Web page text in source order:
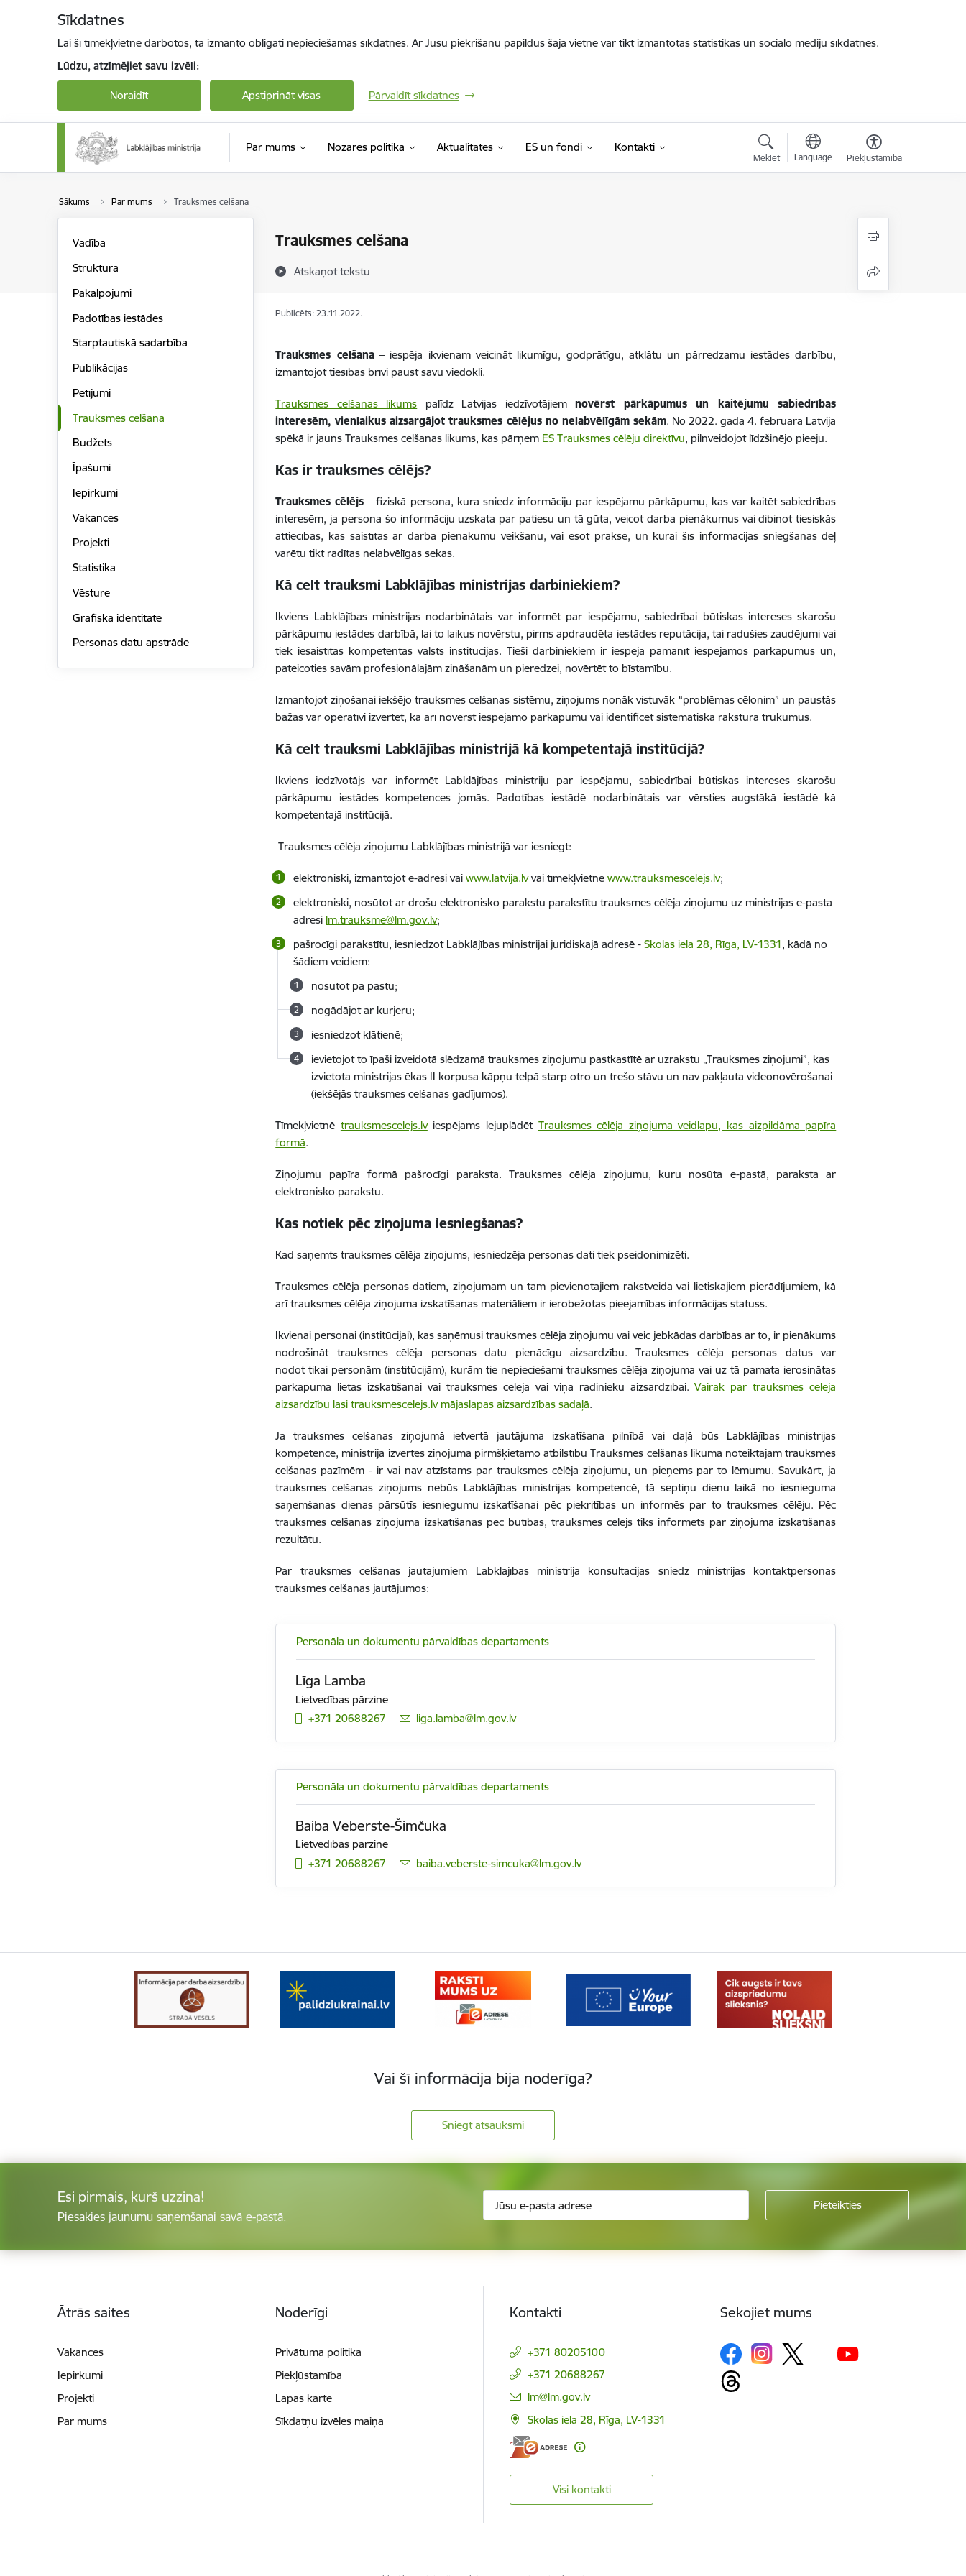
Sīkdatnes
Lai šī tīmekļvietne darbotos, tā izmanto obligāti nepieciešamās sīkdatnes. Ar Jūsu piekrišanu papildus šajā vietnē var tikt izmantotas statistikas un sociālo mediju sīkdatnes.
Lūdzu, atzīmējiet savu izvēli:
Noraidīt Apstiprināt visas Pārvaldīt sīkdatnes
Par mums Nozares politika Aktualitātes ES un fondi Kontakti
Meklēt Language Piekļūstamība
Sākums Par mums Trauksmes celšana
Trauksmes celšana
Atskaņot tekstu
Vadība
Struktūra
Pakalpojumi
Padotības iestādes
Starptautiskā sadarbība
Publikācijas
Pētījumi
Trauksmes celšana
Budžets
Īpašumi
Iepirkumi
Vakances
Projekti
Statistika
Vēsture
Grafiskā identitāte
Personas datu apstrāde
Publicēts: 23.11.2022.
Trauksmes celšana– iespēja ikvienam veicināt likumīgu, godprātīgu, atklātu un pārredzamu iestādes darbību,
izmantojot tiesības brīvi paust savu viedokli.
Trauksmes celšanas likums palīdz Latvijas iedzīvotājiemnovērst pārkāpumus un kaitējumu sabiedrības
interesēm, vienlaikus aizsargājot trauksmes cēlējus no nelabvēlīgām sekām. No 2022. gada 4. februāra Latvijā
spēkā ir jauns Trauksmes celšanas likums, kas pārņem ES Trauksmes cēlēju direktīvu, pilnveidojot līdzšinējo pieeju.
Kas ir trauksmes cēlējs?
Trauksmes cēlējs – fiziskā persona, kura sniedz informāciju par iespējamu pārkāpumu, kas var kaitēt sabiedrības
interesēm, ja persona šo informāciju uzskata par patiesu un tā gūta, veicot darba pienākumus vai dibinot tiesiskās
attiecības, kas saistītas ar darba pienākumu veikšanu, vai esot praksē, un kurai šīs informācijas sniegšanas dēļ
varētu tikt radītas nelabvēlīgas sekas.
Kā celt trauksmi Labklājības ministrijas darbiniekiem?
Ikviens Labklājības ministrijas nodarbinātais var informēt par iespējamu, sabiedrībai būtiskas intereses skarošu
pārkāpumu iestādes darbībā, lai to laikus novērstu, pirms apdraudēta iestādes reputācija, tai radušies zaudējumi vai
tiek iesaistītas kompetentās valsts institūcijas. Tieši darbiniekiem ir iespēja pamanīt iespējamos pārkāpumus un,
pateicoties savām profesionālajām zināšanām un pieredzei, novērtēt to bīstamību.
Izmantojot ziņošanai iekšējo trauksmes celšanas sistēmu, ziņojums nonāk vistuvāk “problēmas cēlonim” un paustās
bažas var operatīvi izvērtēt, kā arī novērst iespējamo pārkāpumu vai identificēt sistemātiska rakstura trūkumus.
Kā celt trauksmi Labklājības ministrijā kā kompetentajā institūcijā?
Ikviens iedzīvotājs var informēt Labklājības ministriju par iespējamu, sabiedrībai būtiskas intereses skarošu
pārkāpumu iestādes kompetences jomās. Padotības iestādē nodarbinātais var vērsties augstākā iestādē kā
kompetentajā institūcijā.
Trauksmes cēlēja ziņojumu Labklājības ministrijā var iesniegt:
elektroniski, izmantojot e-adresi vaiwww.latvija.lvvai tīmekļvietnēwww.trauksmescelejs.lv;
elektroniski, nosūtot ar drošu elektronisko parakstu parakstītu trauksmes cēlēja ziņojumu uz ministrijas e-pasta
adresi lm.trauksme@lm.gov.lv;
pašrocīgi parakstītu, iesniedzot Labklājības ministrijai juridiskajā adresē -Skolas iela 28, Rīga, LV-1331, kādā no
šādiem veidiem:
nosūtot pa pastu;
nogādājot ar kurjeru;
iesniedzot klātienē;
ievietojot to īpaši izveidotā slēdzamā trauksmes ziņojumu pastkastītē ar uzrakstu „Trauksmes ziņojumi”, kas
izvietota ministrijas ēkas II korpusa kāpņu telpā starp otro un trešo stāvu un nav pakļauta videonovērošanai
(iekšējās trauksmes celšanas gadījumos).
Tīmekļvietnē trauksmescelejs.lv iespējams lejuplādēt Trauksmes cēlēja ziņojuma veidlapu, kas aizpildāma papīra
formā.
Ziņojumu papīra formā pašrocīgi paraksta. Trauksmes cēlēja ziņojumu, kuru nosūta e-pastā, paraksta ar
elektronisko parakstu.
Kas notiek pēc ziņojuma iesniegšanas?
Kad saņemts trauksmes cēlēja ziņojums, iesniedzēja personas dati tiek pseidonimizēti.
Trauksmes cēlēja personas datiem, ziņojumam un tam pievienotajiem rakstveida vai lietiskajiem pierādījumiem, kā
arī trauksmes cēlēja ziņojuma izskatīšanas materiāliem ir ierobežotas pieejamības informācijas statuss.
Ikvienai personai (institūcijai), kas saņēmusi trauksmes cēlēja ziņojumu vai veic jebkādas darbības ar to, ir pienākums
nodrošināt trauksmes cēlēja personas datu pienācīgu aizsardzību. Trauksmes cēlēja personas datus var
nodot tikai personām (institūcijām), kurām tie nepieciešami trauksmes cēlēja ziņojuma vai uz tā pamata ierosinātas
pārkāpuma lietas izskatīšanai vai trauksmes cēlēja vai viņa radinieku aizsardzībai.Vairāk par trauksmes cēlēja
aizsardzību lasi trauksmescelejs.lv mājaslapas aizsardzības sadaļā.
Ja trauksmes celšanas ziņojumā ietvertā jautājuma izskatīšana pilnībā vai daļā būs Labklājības ministrijas
kompetencē, ministrija izvērtēs ziņojuma pirmšķietamo atbilstību Trauksmes celšanas likumā noteiktajām trauksmes
celšanas pazīmēm - ir vai nav atzīstams par trauksmes cēlēja ziņojumu, un pieņems par to lēmumu. Savukārt, ja
trauksmes celšanas ziņojums nebūs Labklājības ministrijas kompetencē, tā septiņu dienu laikā no iesnieguma
saņemšanas dienas pārsūtīs iesniegumu izskatīšanai pēc piekritības un informēs par to trauksmes cēlēju. Pēc
trauksmes celšanas ziņojuma izskatīšanas pēc būtības, trauksmes cēlējs tiks informēts par ziņojuma izskatīšanas
rezultātu.
Par trauksmes celšanas jautājumiem Labklājības ministrijā konsultācijas sniedz ministrijas kontaktpersonas
trauksmes celšanas jautājumos:
Personāla un dokumentu pārvaldības departaments
Līga Lamba
Lietvedības pārzine
+371 20688267
E-pasts:
liga.lamba@lm.gov.lv
Personāla un dokumentu pārvaldības departaments
Baiba Veberste-Šimčuka
Lietvedības pārzine
+371 20688267
E-pasts:
baiba.veberste-simcuka@lm.gov.lv
Vai šī informācija bija noderīga?
Sniegt atsauksmi
Esi pirmais, kurš uzzina!
Piesakies jaunumu saņemšanai savā e-pastā.
Ātrās saites
Vakances
Iepirkumi
Projekti
Par mums
Noderīgi
Privātuma politika
Piekļūstamība
Lapas karte
Sīkdatņu izvēles maiņa
Kontakti
+371 80205100
+371 20688267
E-pasts:
lm@lm.gov.lv
Skolas iela 28, Rīga, LV-1331
Visi kontakti
Sekojiet mums